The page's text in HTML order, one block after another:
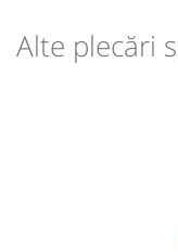
Alte plecări